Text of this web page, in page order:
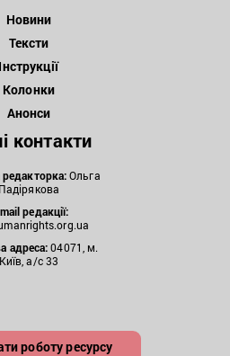
Новини
Тексти
Інструкції
Колонки
Анонси
контакти
Ольга
Падірякова
редакції:
адреса:04071, м.
Київ, а/с 33
роботу ресурсу